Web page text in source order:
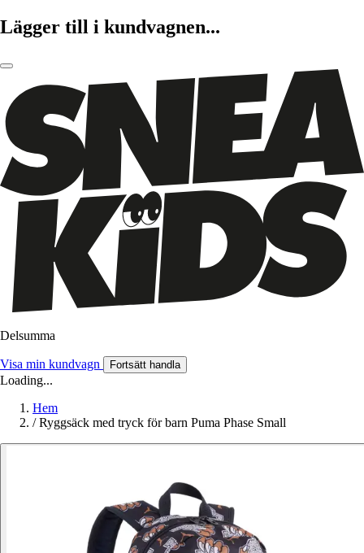
Lägger till i kundvagnen...
Delsumma
Visa min kundvagn Fortsätt handla
Loading...
Hem
/ Ryggsäck med tryck för barn Puma Phase Small